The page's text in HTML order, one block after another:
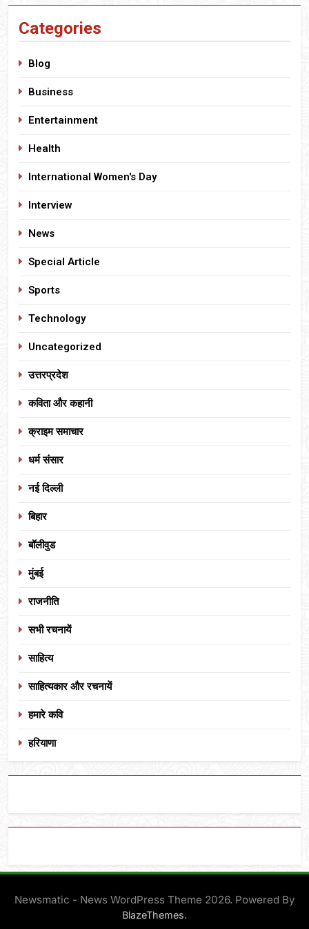
Categories
Blog
Business
Entertainment
Health
International Women's Day
Interview
News
Special Article
Sports
Technology
Uncategorized
उत्तरप्रदेश
कविता और कहानी
क्राइम समाचार
धर्म संसार
नई दिल्ली
बिहार
बॉलीवुड
मुंबई
राजनीति
सभी रचनायें
साहित्य
साहित्यकार और रचनायें
हमारे कवि
हरियाणा
Newsmatic - News WordPress Theme 2026. Powered By
BlazeThemes.